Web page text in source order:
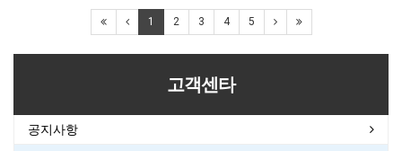
1 2 3 4 5
고객센타
공지사항